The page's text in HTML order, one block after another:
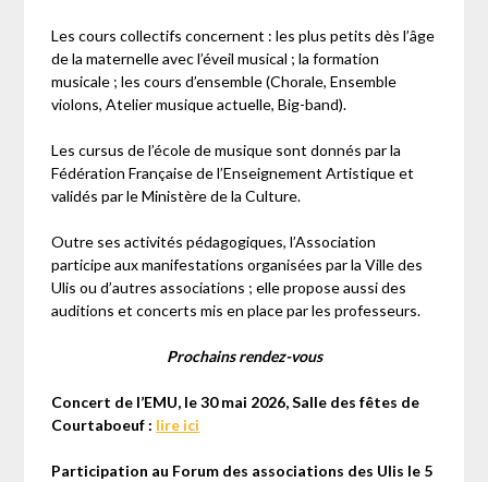
Les cours collectifs concernent : les plus petits dès l’âge
de la maternelle avec l’éveil musical ; la formation
musicale ; les cours d’ensemble (Chorale, Ensemble
violons, Atelier musique actuelle, Big-band).
Les cursus de l’école de musique sont donnés par la
Fédération Française de l’Enseignement Artistique et
validés par le Ministère de la Culture.
Outre ses activités pédagogiques, l’Association
participe aux manifestations organisées par la Ville des
Ulis ou d’autres associations ; elle propose aussi des
auditions et concerts mis en place par les professeurs.
Prochains rendez-vous
Concert de l’EMU, le 30 mai 2026, Salle des fêtes de
Courtaboeuf : lire ici
Participation au Forum des associations des Ulis le 5